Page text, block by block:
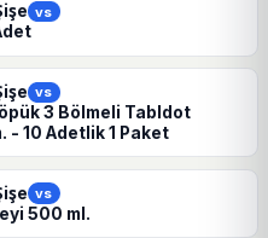
vs
vs
3 Bölmeli Tabldot
- 10 Adetlik 1 Paket
vs
500 ml.